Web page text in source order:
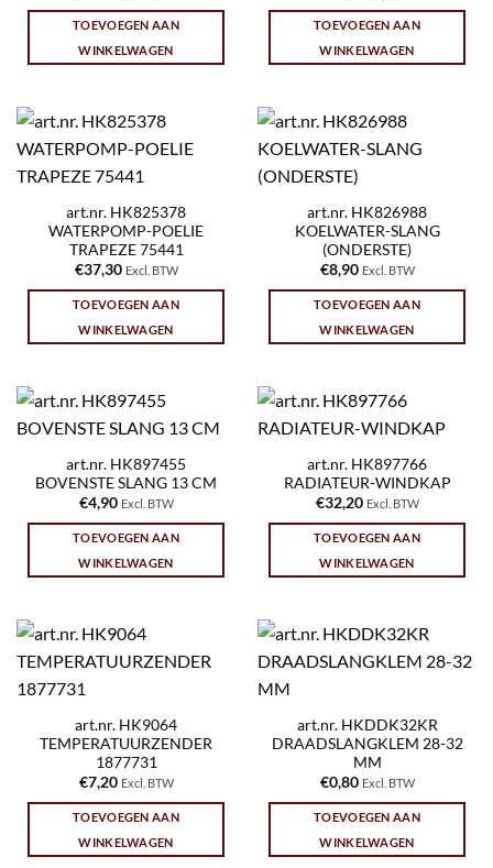
TOEVOEGEN AAN
WINKELWAGEN
TOEVOEGEN AAN
WINKELWAGEN
art.nr. HK825378
WATERPOMP-POELIE
TRAPEZE 75441
€37,30 Excl. BTW
TOEVOEGEN AAN
WINKELWAGEN
art.nr. HK826988
KOELWATER-SLANG
(ONDERSTE)
€8,90 Excl. BTW
TOEVOEGEN AAN
WINKELWAGEN
art.nr. HK897455
BOVENSTE SLANG 13 CM
€4,90 Excl. BTW
TOEVOEGEN AAN
WINKELWAGEN
art.nr. HK897766
RADIATEUR-WINDKAP
€32,20 Excl. BTW
TOEVOEGEN AAN
WINKELWAGEN
art.nr. HK9064
TEMPERATUURZENDER
1877731
€7,20 Excl. BTW
TOEVOEGEN AAN
WINKELWAGEN
art.nr. HKDDK32KR
DRAADSLANGKLEM 28-32
MM
€0,80 Excl. BTW
TOEVOEGEN AAN
WINKELWAGEN